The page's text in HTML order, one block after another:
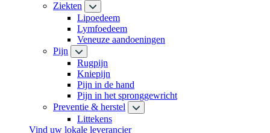
Ziekten
Lipoedeem
Lymfoedeem
Veneuze aandoeningen
Pijn
Rugpijn
Kniepijn
Pijn in de hand
Pijn in het spronggewricht
Preventie & herstel
Littekens
Vind uw lokale leverancier